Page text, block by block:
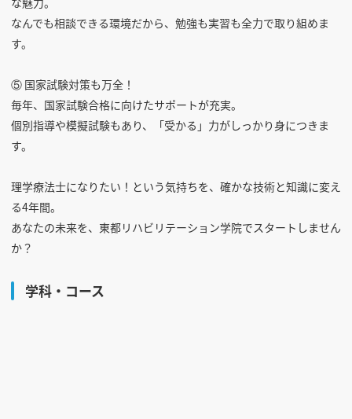
なんでも相談できる環境だから、勉強も実習も全力で取り組めま
す。
⑤ 国家試験対策も万全！
毎年、国家試験合格に向けたサポートが充実。
個別指導や模擬試験もあり、「受かる」力がしっかり身につきま
す。
理学療法士になりたい！という気持ちを、確かな技術と知識に変え
る4年間。
あなたの未来を、東都リハビリテーション学院でスタートしません
か？
学科・コース